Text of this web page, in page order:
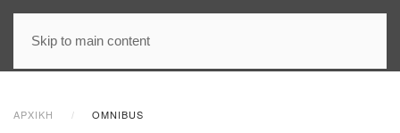
Skip to main content
ΑΡΧΙΚΉ OMNIBUS